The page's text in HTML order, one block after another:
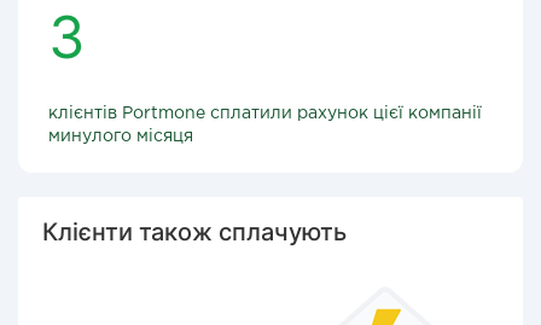
3
клієнтів Portmone сплатили рахунок цієї компанії
минулого місяця
Клієнти також сплачують